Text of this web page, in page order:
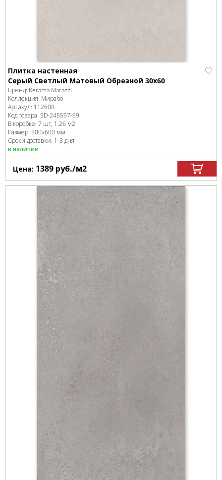
Плитка настенная
Серый Светлый Матовый Обрезной 30х60
Бренд: Kerama Marazzi
Коллекция: Мирабо
Артикул: 11260R
Код товара: SD-245597-99
В коробке: 7 шт, 1.26 м2
Размер: 300x600 мм
Сроки доставки: 1-3 дня
в наличии
Цена: 1389 руб./м2